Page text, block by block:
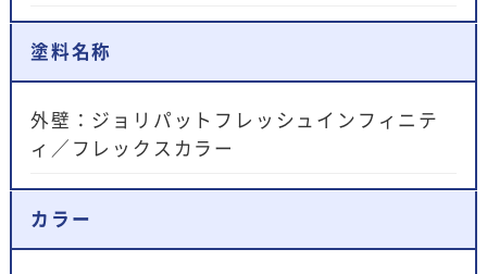
塗料名称
外壁：ジョリパットフレッシュインフィニテ
ィ／フレックスカラー
カラー